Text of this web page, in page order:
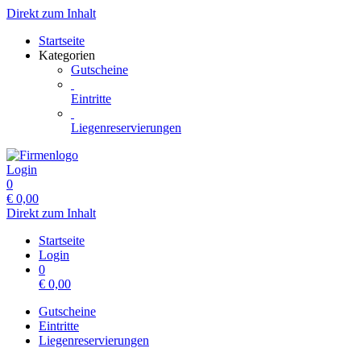
Direkt zum Inhalt
Startseite
Kategorien
Gutscheine
Eintritte
Liegenreservierungen
Login
0
€ 0,00
Direkt zum Inhalt
Startseite
Login
0
€ 0,00
Gutscheine
Eintritte
Liegenreservierungen